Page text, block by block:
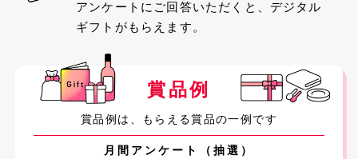
アンケート にご回答いただくと、デジタル
ギフトがもらえます。
賞品例
賞品例は、もらえる賞品の一例です
月間アンケート（抽選）